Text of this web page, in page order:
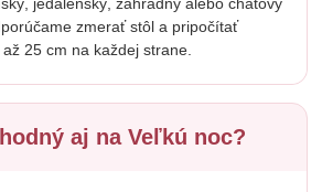
zmerať stôl a pripočítať
25 cm na každej strane.
aj na Veľkú noc?